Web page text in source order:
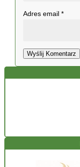
Adres email*
Wyślij Komentarz